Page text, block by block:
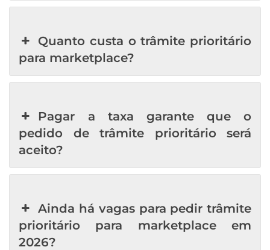
Quanto custa o trâmite prioritário
para marketplace?
Pagar a taxa garante que o
pedido de trâmite prioritário será
aceito?
Ainda há vagas para pedir trâmite
prioritário para marketplace em
2026?